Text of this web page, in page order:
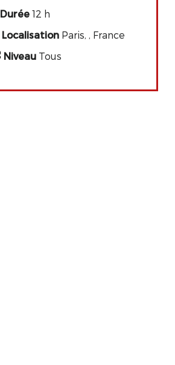
Durée12 h
LocalisationParis, , France
NiveauTous